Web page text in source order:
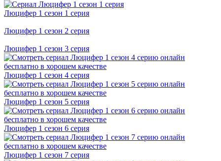
Люцифер 1 cезон 1 cерия
Люцифер 1 cезон 2 cерия
Люцифер 1 cезон 3 cерия
Люцифер 1 cезон 4 cерия
Люцифер 1 cезон 5 cерия
Люцифер 1 cезон 6 cерия
Люцифер 1 cезон 7 cерия